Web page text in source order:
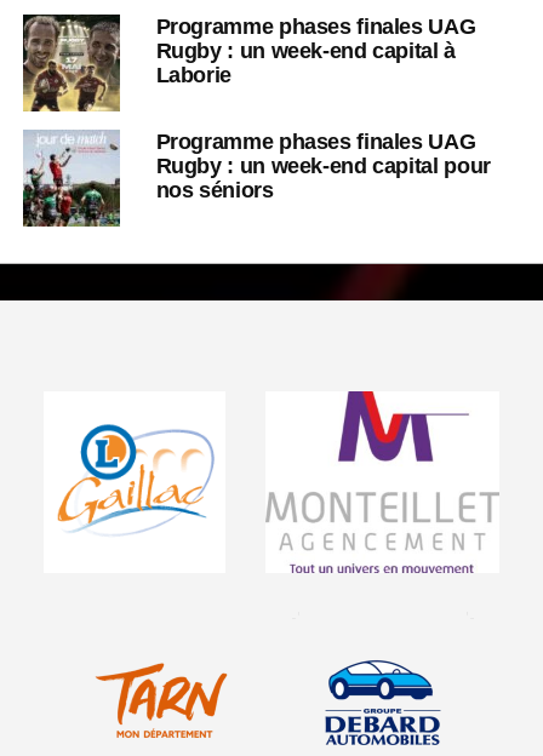
Programme phases finales UAG
Rugby : un week-end capital à
Laborie
Programme phases finales UAG
Rugby : un week-end capital pour
nos séniors